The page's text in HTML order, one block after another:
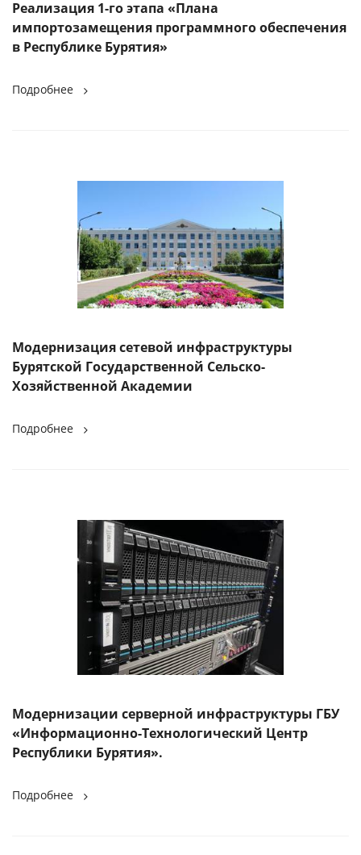
Реализация 1-го этапа «Плана
импортозамещения программного обеспечения
в Республике Бурятия»
Подробнее
Модернизация сетевой инфраструктуры
Бурятской Государственной Сельско-
Хозяйственной Академии
Подробнее
Модернизации серверной инфраструктуры ГБУ
«Информационно-Технологический Центр
Республики Бурятия».
Подробнее